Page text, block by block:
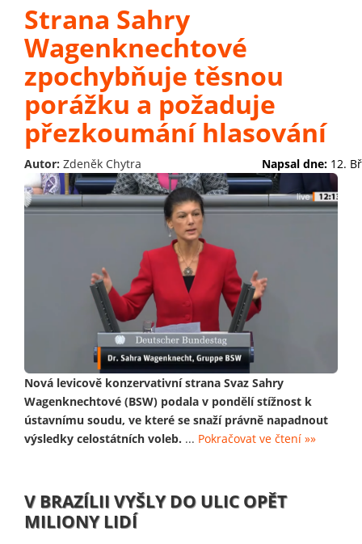
Strana Sahry
Wagenknechtové
zpochybňuje těsnou
porážku a požaduje
přezkoumání hlasování
Autor: Zdeněk Chytra Napsal dne: 12.
Nová levicově konzervativní strana Svaz Sahry
Wagenknechtové (BSW) podala v pondělí stížnost k
ústavnímu soudu, ve které se snaží právně napadnout
výsledky celostátních voleb. ... Pokračovat ve čtení »»
V BRAZÍLII VYŠLY DO ULIC OPĚT
MILIONY LIDÍ